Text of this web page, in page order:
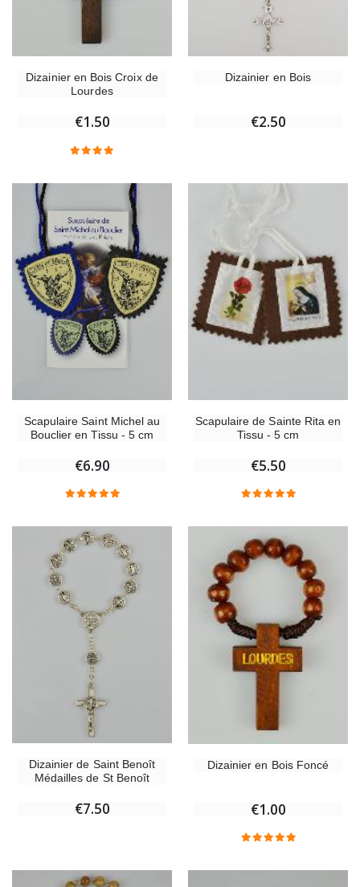
Dizainier en Bois Croix de
Lourdes
€1.50
Dizainier en Bois
€2.50
Scapulaire Saint Michel au
Bouclier en Tissu - 5 cm
€6.90
Scapulaire de Sainte Rita en
Tissu - 5 cm
€5.50
Dizainier de Saint Benoît
Médailles de St Benoît
€7.50
Dizainier en Bois Foncé
€1.00